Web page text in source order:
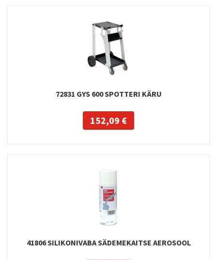
72831 GYS 600 SPOTTERI KÄRU
152,09 €
41806 SILIKONIVABA SÄDEMEKAITSE AEROSOOL